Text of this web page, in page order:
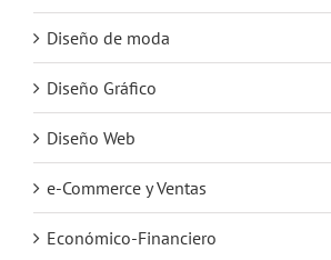
Diseño de moda
Diseño Gráfico
Diseño Web
e-Commerce y Ventas
Económico-Financiero